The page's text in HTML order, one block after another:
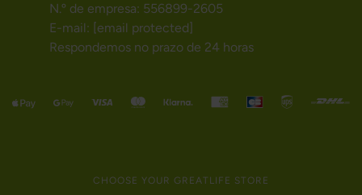
N.º de empresa: 556899-2605
E-mail: [email protected]
Respondemos no prazo de 24 horas
CHOOSE YOUR GREATLIFE STORE